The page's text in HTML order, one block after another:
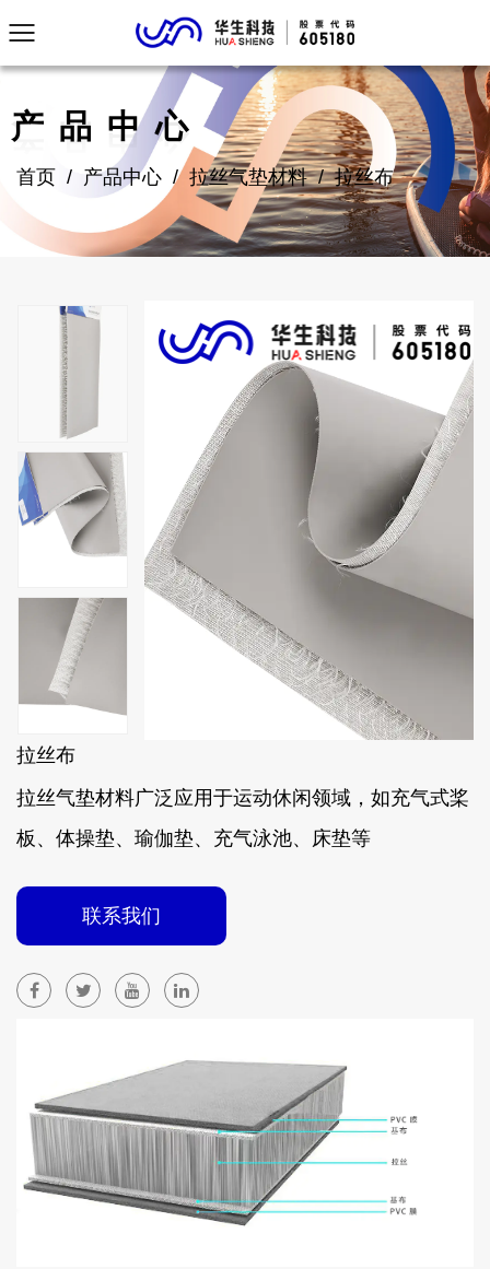
产品中心
首页 / 产品中心 / 拉丝气垫材料 / 拉丝布
拉丝布
拉丝气垫材料广泛应用于运动休闲领域，如充气式桨
板、体操垫、瑜伽垫、充气泳池、床垫等
联系我们